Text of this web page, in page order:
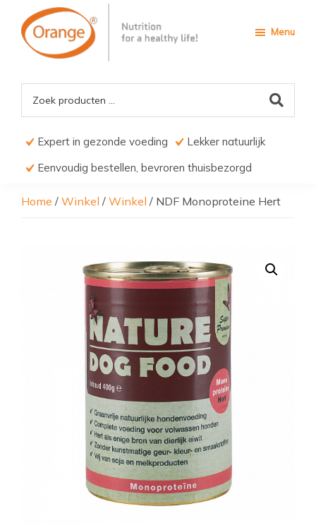
naar
naar
voettekst
for
Healthy
life Expert in gezonde voeding
Lekker natuurlijk
Eenvoudig bestellen, bevroren thuisbezorgd
Menu
Home / Winkel / Winkel / NDF Monoproteine Hert